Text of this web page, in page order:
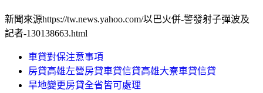
新聞來源https://tw.news.yahoo.com/以巴火併-警發射子彈波及
記者-130138663.html
車貸對保注意事項
房貸高雄左營房貸車貸信貸高雄大寮車貸信貸
旱地變更房貸全省皆可處理